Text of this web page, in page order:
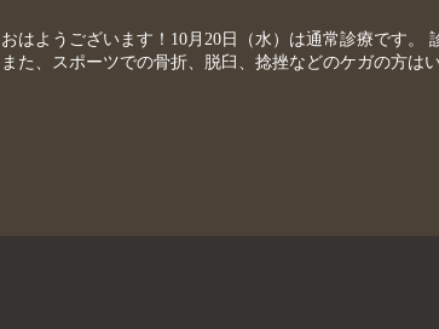
おはようございます！10月20日（水）は通常診療です。
また、スポーツでの骨折、脱臼、捻挫などのケガの方は